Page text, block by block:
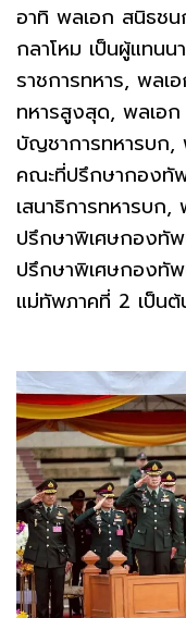
อาทิ พลเอก สนิธช
กลาโหม เป็นผู้แทน
ราชการทหาร, พล
ทหารสูงสุด, พลเอ
บัญชาการทหารบก,
คณะที่ปรึกษากองทั
เสนาธิการทหารบ
ปรึกษาพิเศษกองทั
ปรึกษาพิเศษกอง
แม่ทัพภาคที่ 2 เป็นต้